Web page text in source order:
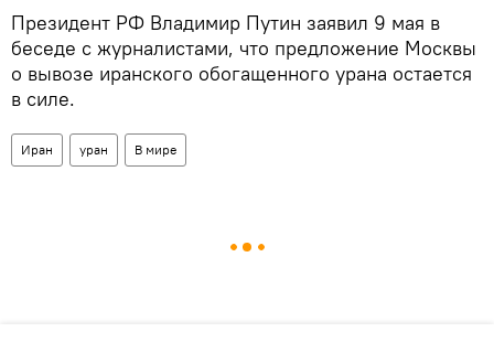
Президент РФ Владимир Путин заявил 9 мая в
беседе с журналистами, что предложение Москвы
о вывозе иранского обогащенного урана остается
в силе.
Иран уран В мире